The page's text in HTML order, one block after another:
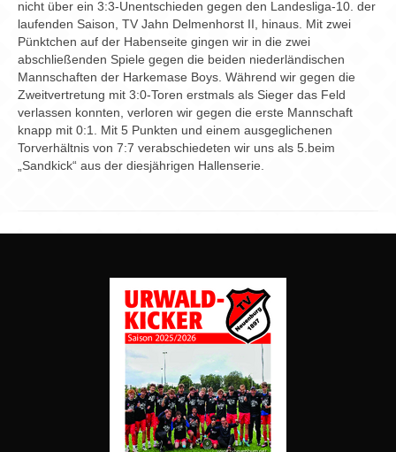
nicht über ein 3:3-Unentschieden gegen den Landesliga-10. der
laufenden Saison, TV Jahn Delmenhorst II, hinaus. Mit zwei
Pünktchen auf der Habenseite gingen wir in die zwei
abschließenden Spiele gegen die beiden niederländischen
Mannschaften der Harkemase Boys. Während wir gegen die
Zweitvertretung mit 3:0-Toren erstmals als Sieger das Feld
verlassen konnten, verloren wir gegen die erste Mannschaft
knapp mit 0:1. Mit 5 Punkten und einem ausgeglichenen
Torverhältnis von 7:7 verabschiedeten wir uns als 5.beim
„Sandkick“ aus der diesjährigen Hallenserie.